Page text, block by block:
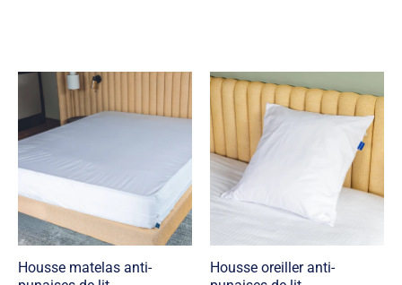
Housse matelas anti-
Housse oreiller anti-